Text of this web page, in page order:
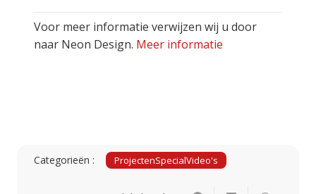
Voor meer informatie verwijzen wij u door
naar Neon Design. Meer informatie
Categorieën : ProjectenSpecialVideo's